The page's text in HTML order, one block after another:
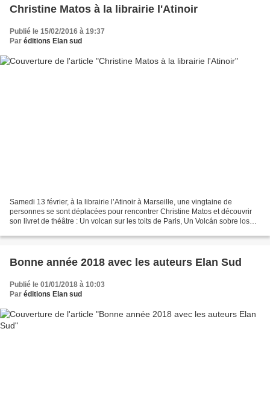
Christine Matos à la librairie l'Atinoir
Publié le 15/02/2016 à 19:37
Par éditions Elan sud
Samedi 13 février, à la librairie l’Atinoir à Marseille, une vingtaine de
personnes se sont déplacées pour rencontrer Christine Matos et découvrir
son livret de théâtre : Un volcan sur les toits de Paris, Un Volcán sobre los
Bonne année 2018 avec les auteurs Elan Sud
Publié le 01/01/2018 à 10:03
Par éditions Elan sud